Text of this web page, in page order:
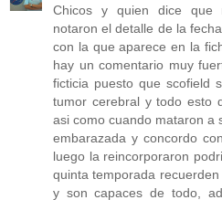
Chicos y quien dice que
notaron el detalle de la
con la que aparece en la
hay un comentario muy
ficticia puesto que scofield
tumor cerebral y todo esto
asi como cuando mataron a
embarazada y concordo
luego la reincorporaron
quinta temporada
y son capaces de todo,